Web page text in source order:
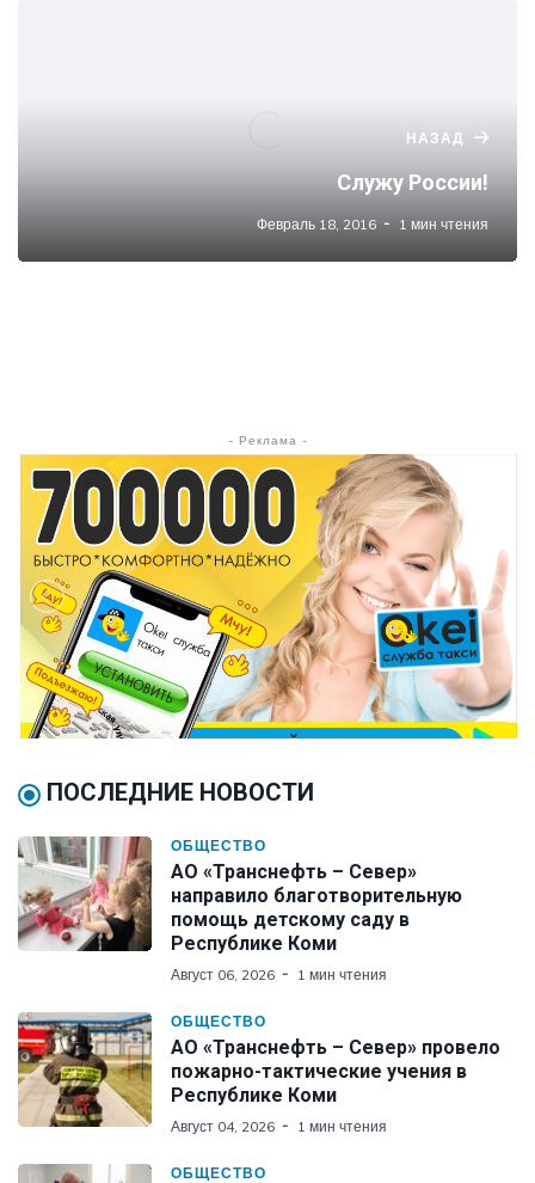
НАЗАД
Служу России!
Февраль 18, 2016 1 мин чтения
- Реклама -
ПОСЛЕДНИЕ НОВОСТИ
ОБЩЕСТВО
АО «Транснефть – Север»
направило благотворительную
помощь детскому саду в
Республике Коми
Август 06, 2026 1 мин чтения
ОБЩЕСТВО
АО «Транснефть – Север» провело
пожарно-тактические учения в
Республике Коми
Август 04, 2026 1 мин чтения
ОБЩЕСТВО